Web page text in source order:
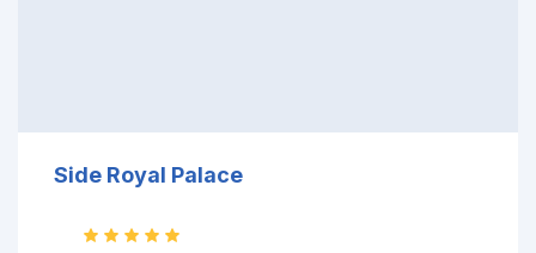
Side Royal Palace